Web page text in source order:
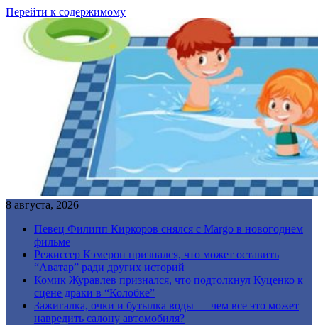
Перейти к содержимому
8 августа, 2026
Певец Филипп Киркоров снялся с Margo в новогоднем
фильме
Режиссер Кэмерон признался, что может оставить
“Аватар” ради других историй
Комик Журавлев признался, что подтолкнул Куценко к
сцене драки в “Колобке”
Зажигалка, очки и бутылка воды — чем все это может
навредить салону автомобиля?